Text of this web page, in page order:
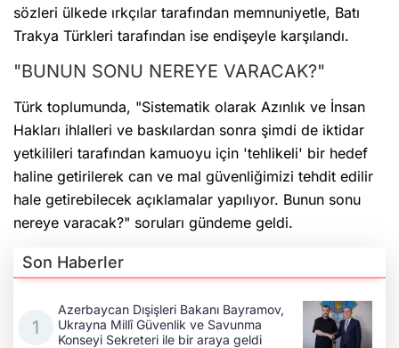
sözleri ülkede ırkçılar tarafından memnuniyetle, Batı
Trakya Türkleri tarafından ise endişeyle karşılandı.
"BUNUN SONU NEREYE VARACAK?"
Türk toplumunda, "Sistematik olarak Azınlık ve İnsan
Hakları ihlalleri ve baskılardan sonra şimdi de iktidar
yetkilileri tarafından kamuoyu için 'tehlikeli' bir hedef
haline getirilerek can ve mal güvenliğimizi tehdit edilir
hale getirebilecek açıklamalar yapılıyor. Bunun sonu
nereye varacak?" soruları gündeme geldi.
Son Haberler
Azerbaycan Dışişleri Bakanı Bayramov,
Ukrayna Millî Güvenlik ve Savunma
Konseyi Sekreteri ile bir araya geldi